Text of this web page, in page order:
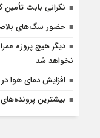
نگرانی بابت تأمین
حضور سگ‌های
دیگر هیچ پروژه‌
نخواهد شد
افزایش دمای هوا در
بیشترین